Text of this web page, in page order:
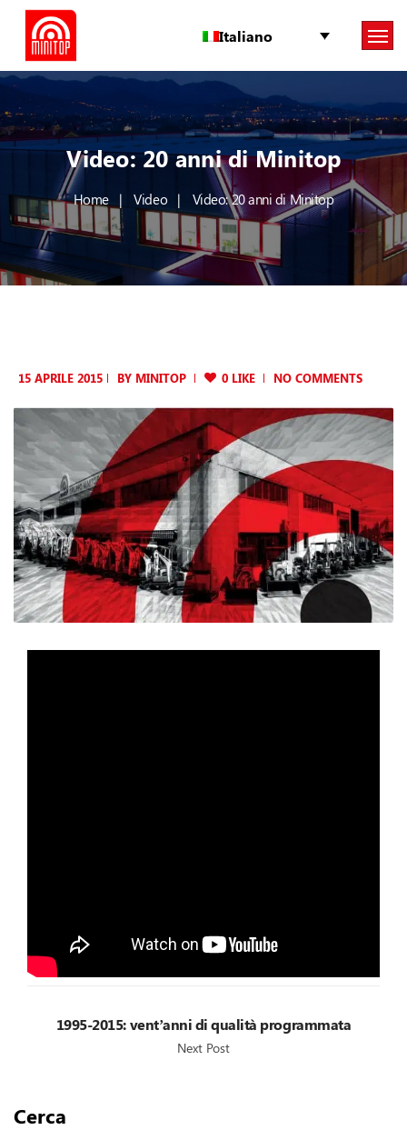
Italiano
Video: 20 anni di Minitop
Home Video Video: 20 anni di Minitop
15 APRILE 2015 BY MINITOP 0 LIKE NO COMMENTS
1995-2015: vent’anni di qualità programmata
Next Post
Cerca